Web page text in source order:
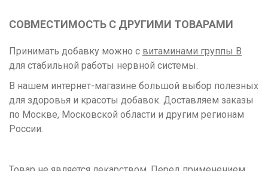
СОВМЕСТИМОСТЬ С ДРУГИМИ ТОВАРАМИ
Принимать добавку можно с витаминами группы B
для стабильной работы нервной системы.
В нашем интернет-магазине большой выбор полезных
для здоровья и красоты добавок. Доставляем заказы
по Москве, Московской области и другим регионам
России.